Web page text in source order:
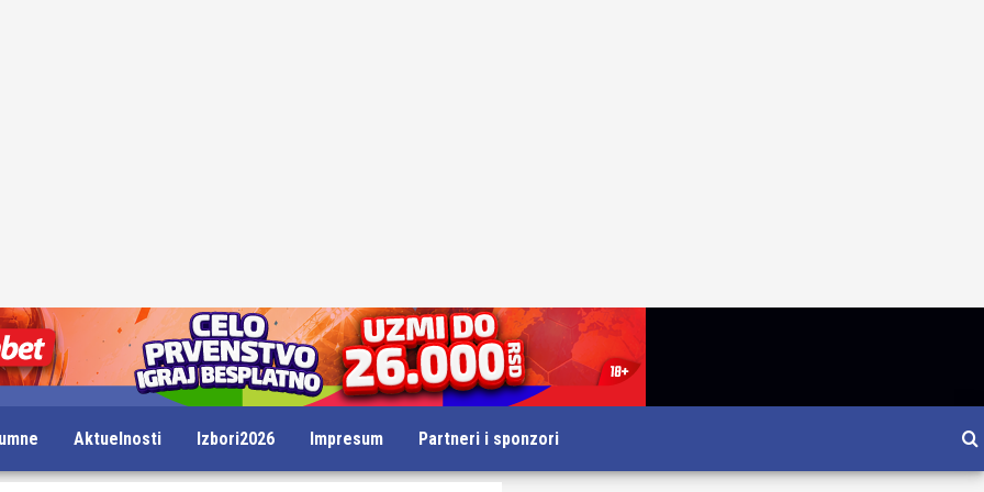
Aktuelnosti Izbori2026 Impresum Partneri i sponzori